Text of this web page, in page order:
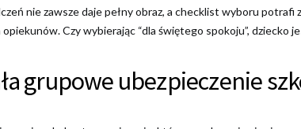
nie zawsze daje pełny obraz, a checklist wyboru potrafi
Czy wybierając “dla świętego spokoju”, dziecko
grupowe ubezpieczenie